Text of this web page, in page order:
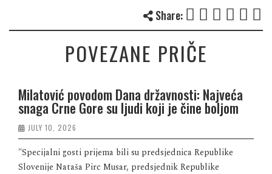
Share:
POVEZANE PRIČE
Milatović povodom Dana državnosti: Najveća
snaga Crne Gore su ljudi koji je čine boljom
JULY 10, 2026
"Specijalni gosti prijema bili su predsjednica Republike
Slovenije Nataša Pirc Musar, predsjednik Republike